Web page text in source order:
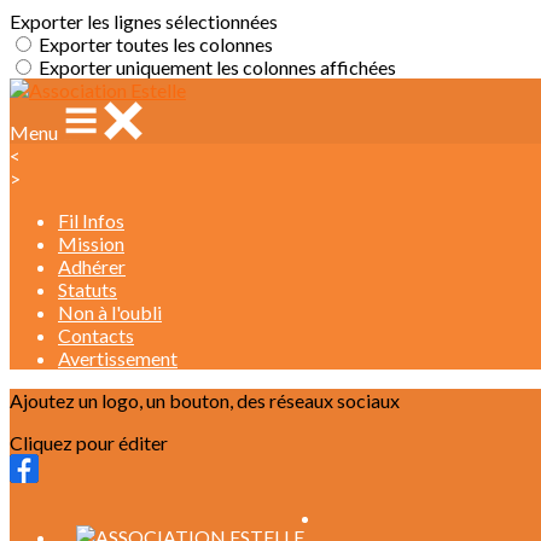
Exporter les lignes sélectionnées
Exporter toutes les colonnes
Exporter uniquement les colonnes affichées
Menu
<
>
Fil Infos
Mission
Adhérer
Statuts
Non à l'oubli
Contacts
Avertissement
Ajoutez un logo, un bouton, des réseaux sociaux
Cliquez pour éditer